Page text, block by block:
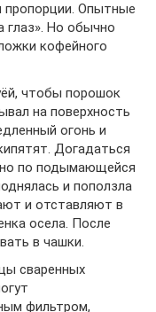
пропорции. Опытные
глаз». Но обычно
кофейного
чтобы порошок
на поверхность
огонь и
Догадаться
по подымающейся
и поползла
и отставляют в
осела. После
в чашки.
сваренных
фильтром,